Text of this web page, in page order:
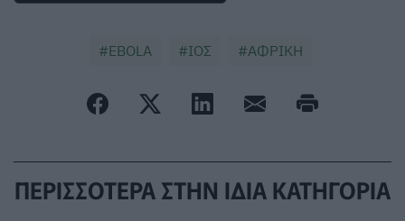
EBOLA ΙΟΣ ΑΦΡΙΚΗ
ΠΕΡΙΣΣΟΤΕΡΑ ΣΤΗΝ ΙΔΙΑ ΚΑΤΗΓΟΡΙΑ